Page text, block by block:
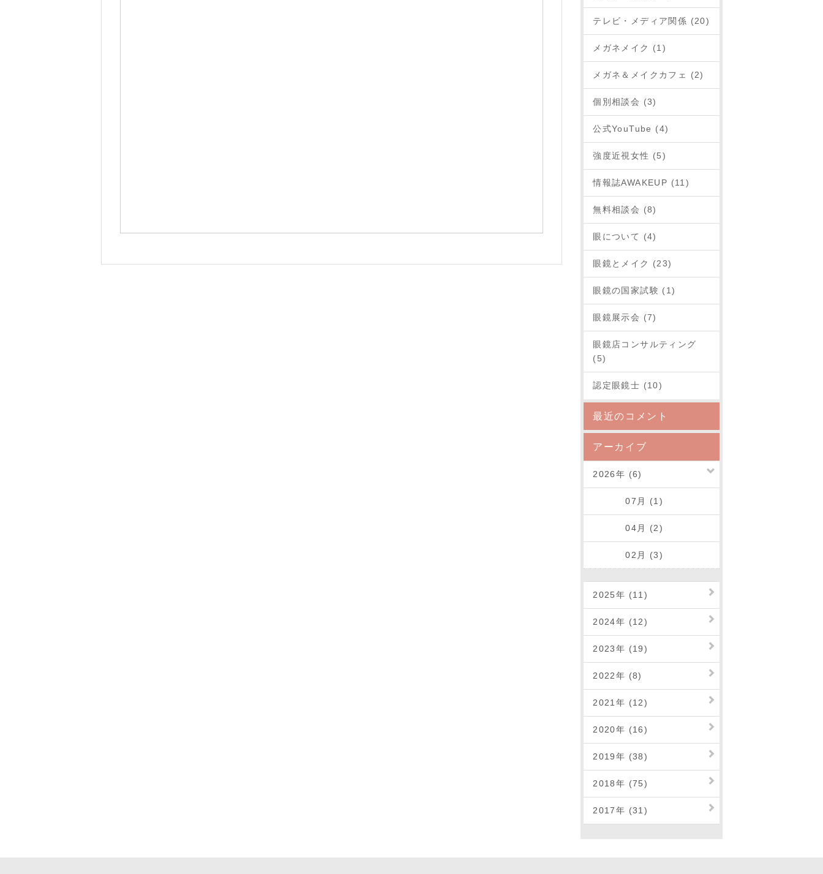
テレビ・メディア関係 (20)
メガネメイク (1)
メガネ＆メイクカフェ (2)
個別相談会 (3)
公式YouTube (4)
強度近視女性 (5)
情報誌AWAKEUP (11)
無料相談会 (8)
眼について (4)
眼鏡とメイク (23)
眼鏡の国家試験 (1)
眼鏡展示会 (7)
眼鏡店コンサルティング
(5)
認定眼鏡士 (10)
最近のコメント
アーカイブ
2026年 (6)
07月 (1)
04月 (2)
02月 (3)
2025年 (11)
2024年 (12)
2023年 (19)
2022年 (8)
2021年 (12)
2020年 (16)
2019年 (38)
2018年 (75)
2017年 (31)